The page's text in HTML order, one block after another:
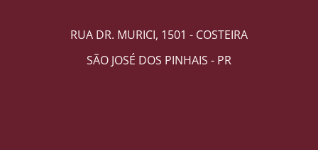
RUA DR. MURICI, 1501 - COSTEIRA
SÃO JOSÉ DOS PINHAIS - PR